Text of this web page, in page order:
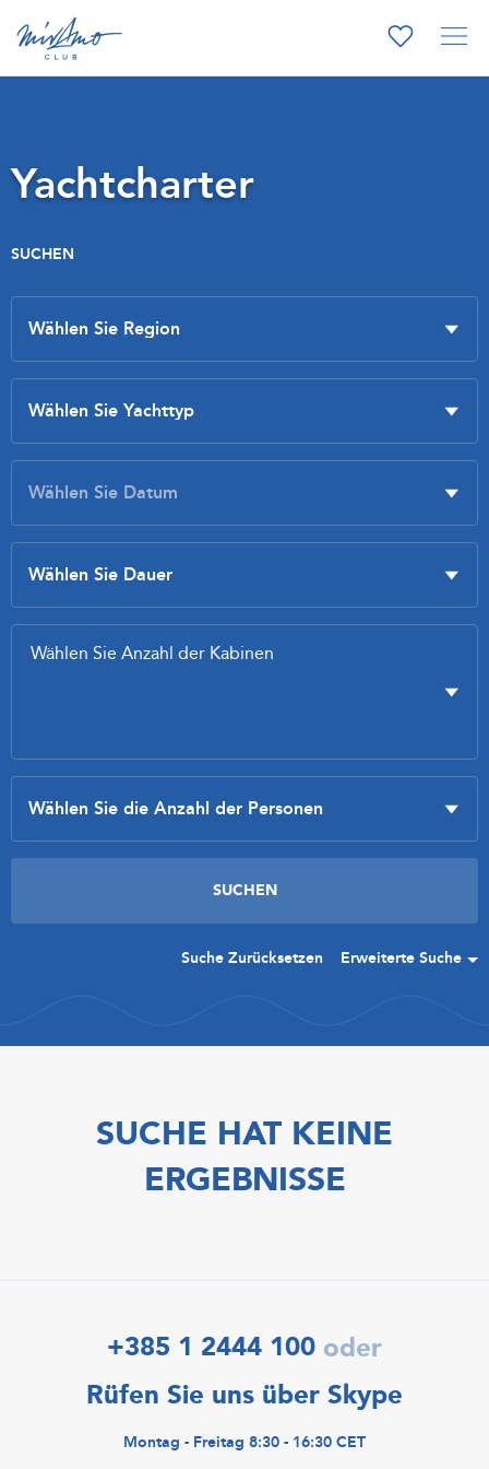
Yachtcharter
SUCHEN
Suche Zurücksetzen Erweiterte Suche
SUCHE HAT KEINE
ERGEBNISSE
+385 1 2444 100 oder
Rüfen Sie uns über Skype
Montag - Freitag 8:30 - 16:30 CET